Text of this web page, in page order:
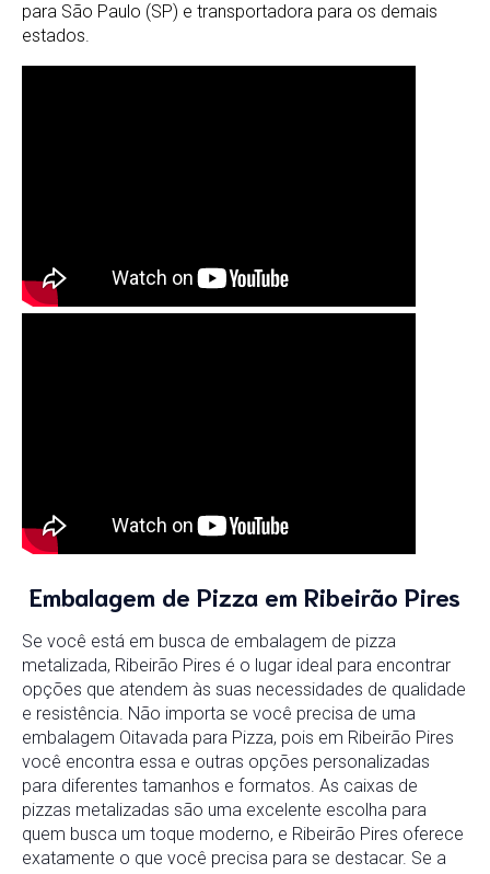
para São Paulo (SP) e transportadora para os demais
estados.
Embalagem de Pizza em Ribeirão Pires
Se você está em busca de embalagem de pizza
metalizada, Ribeirão Pires é o lugar ideal para encontrar
opções que atendem às suas necessidades de qualidade
e resistência. Não importa se você precisa de uma
embalagem Oitavada para Pizza, pois em Ribeirão Pires
você encontra essa e outras opções personalizadas
para diferentes tamanhos e formatos. As caixas de
pizzas metalizadas são uma excelente escolha para
quem busca um toque moderno, e Ribeirão Pires oferece
exatamente o que você precisa para se destacar. Se a